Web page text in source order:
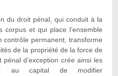
du droit pénal, qui conduit à la
corpus et qui place l’ensemble
contrôle permanent, transforme
de la propriété de la force de
d’exception crée ainsi les
au capital de modifier